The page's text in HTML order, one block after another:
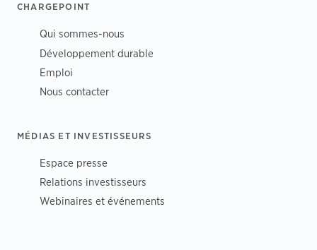
CHARGEPOINT
Qui sommes-nous
Développement durable
Emploi
Nous contacter
MÉDIAS ET INVESTISSEURS
Espace presse
Relations investisseurs
Webinaires et événements